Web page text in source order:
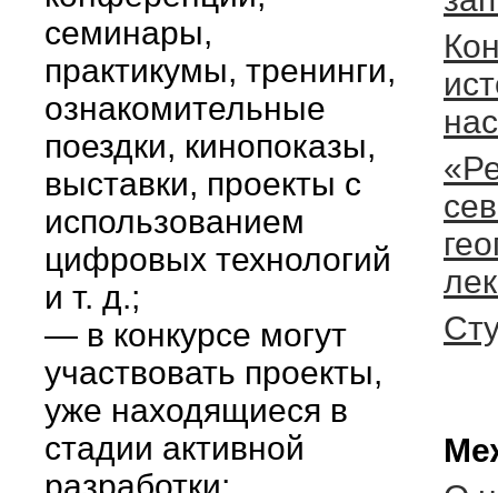
семинары,
практикумы, тренинги,
ознакомительные
поездки, кинопоказы,
выставки, проекты с
использованием
цифровых технологий
и т. д.;
— в конкурсе могут
участвовать проекты,
уже находящиеся в
стадии активной